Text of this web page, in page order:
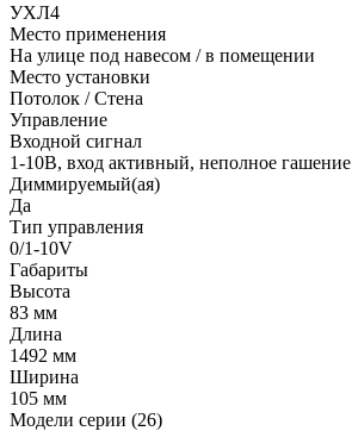
УХЛ4
Место применения
На улице под навесом / в помещении
Место установки
Потолок / Cтена
Управление
Входной сигнал
1-10В, вход активный, неполное гашение
Диммируемый(ая)
Да
Тип управления
0/1-10V
Габариты
Высота
83 мм
Длина
1492 мм
Ширина
105 мм
Модели серии (26)